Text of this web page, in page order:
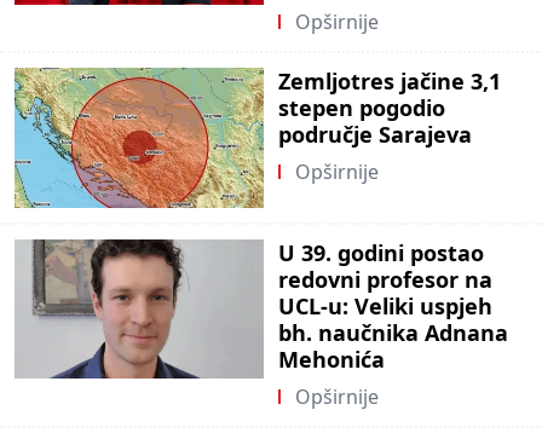
Opširnije
Zemljotres jačine 3,1
stepen pogodio
područje Sarajeva
Opširnije
U 39. godini postao
redovni profesor na
UCL-u: Veliki uspjeh
bh. naučnika Adnana
Mehonića
Opširnije